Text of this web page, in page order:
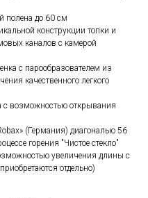
полена до 60 см
конструкции топки и
каналов с камерой
с парообразователем из
качественного легкого
с возможностью открывания
(Германия) диагональю 56
горения "Чистое стекло"
увеличения длины с
отдельно)